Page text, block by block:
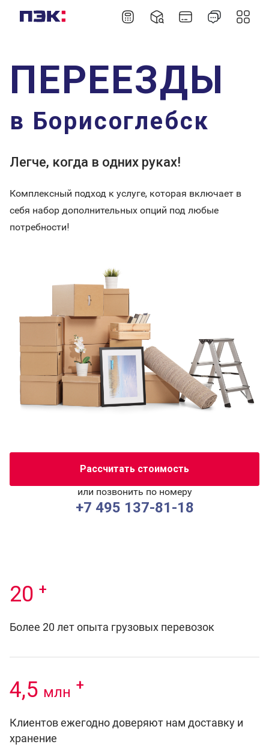
ПЕРЕЕЗДЫ
в Борисоглебск
Легче, когда в одних руках!
Комплексный подход к услуге, которая включает в
себя набор дополнительных опций под любые
потребности!
Рассчитать стоимость
или позвонить по номеру
+7 495 137-81-18
20 +
Более 20 лет опыта грузовых перевозок
4,5 млн +
Клиентов ежегодно доверяют нам доставку и
хранение